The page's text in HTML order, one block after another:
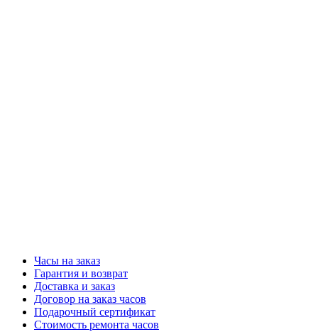
Часы на заказ
Гарантия и возврат
Доставка и заказ
Договор на заказ часов
Подарочный сертификат
Стоимость ремонта часов